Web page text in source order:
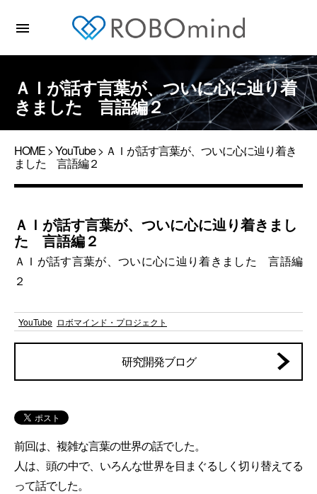
menu
ＡＩが話す言葉が、ついに心に辿り着
きました 言語編２
HOME>YouTube> ＡＩが話す言葉が、ついに心に辿り着き
ました 言語編２
ＡＩが話す言葉が、ついに心に辿り着きまし
た 言語編２
ＡＩが話す言葉が、ついに心に辿り着きました 言語編
２
YouTube ロボマインド・プロジェクト
研究開発ブログ
前回は、複雑な言葉の世界の話でした。
人は、頭の中で、いろんな世界を目まぐるしく切り替えてる
って話でした。